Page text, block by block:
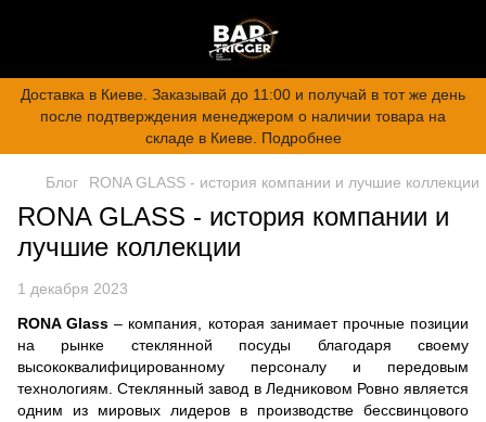
Доставка в Киеве. Заказывай до 11:00 и получай в тот же день
после подтверждения менеджером о наличии товара на
складе в Киеве. Подробнее
Блог RONA GLASS - история компании и лучшие коллекции
RONA GLASS - история компании и
лучшие коллекции
1 декабря 2023
RONA Glass– компания, которая занимает прочные позиции
на рынке стеклянной посуды благодаря своему
высококвалифицированному персоналу и передовым
технологиям. Стеклянный завод в Ледниковом Ровно является
одним из мировых лидеров в производстве бессвинцового